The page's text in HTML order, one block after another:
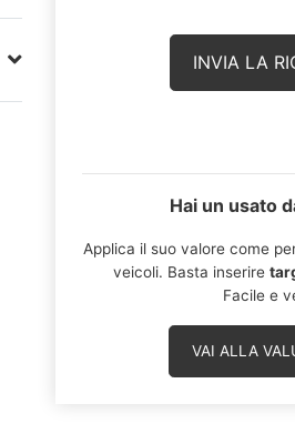
Hai un usato
Applica il suo valore come
veicoli. Basta inserire
Facile e
VAI ALLA